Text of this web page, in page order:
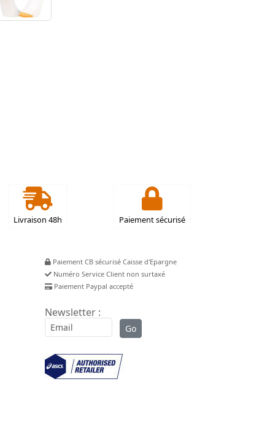
Livraison 48h Paiement sécurisé
Paiement CB sécurisé Caisse d'Epargne
Numéro Service Client non surtaxé
Paiement Paypal accepté
Newsletter :